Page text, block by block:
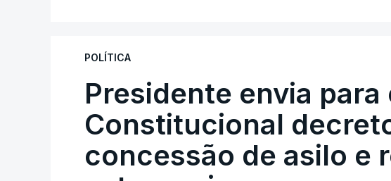
os apoios chegam a quem mais necessita, estaremos
Assegurar que "ninguém é
POLÍTICA
Presidente envia para
Constitucional
concessão de asilo e